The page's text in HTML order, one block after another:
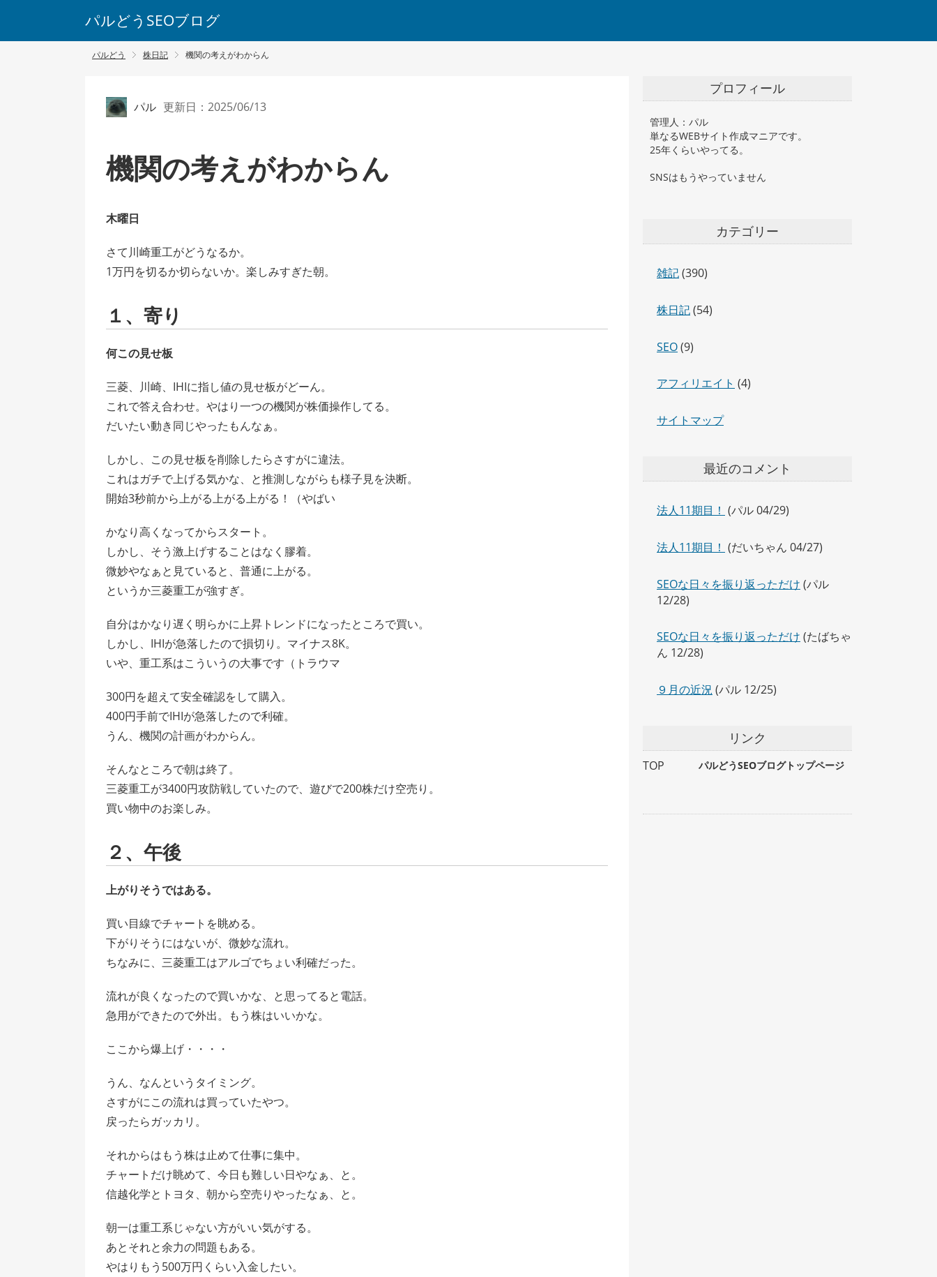
パルどうSEOブログ
パルどう 株日記 機関の考えがわからん
パル 更新日：2025/06/13
機関の考えがわからん
木曜日
さて川崎重工がどうなるか。
1万円を切るか切らないか。楽しみすぎた朝。
１、寄り
何この見せ板
三菱、川崎、IHIに指し値の見せ板がどーん。
これで答え合わせ。やはり一つの機関が株価操作してる。
だいたい動き同じやったもんなぁ。
しかし、この見せ板を削除したらさすがに違法。
これはガチで上げる気かな、と推測しながらも様子見を決断。
開始3秒前から上がる上がる上がる！（やばい
かなり高くなってからスタート。
しかし、そう激上げすることはなく膠着。
微妙やなぁと見ていると、普通に上がる。
というか三菱重工が強すぎ。
自分はかなり遅く明らかに上昇トレンドになったところで買い。
しかし、IHIが急落したので損切り。マイナス8K。
いや、重工系はこういうの大事です（トラウマ
300円を超えて安全確認をして購入。
400円手前でIHIが急落したので利確。
うん、機関の計画がわからん。
そんなところで朝は終了。
三菱重工が3400円攻防戦していたので、遊びで200株だけ空売り。
買い物中のお楽しみ。
２、午後
上がりそうではある。
買い目線でチャートを眺める。
下がりそうにはないが、微妙な流れ。
ちなみに、三菱重工はアルゴでちょい利確だった。
流れが良くなったので買いかな、と思ってると電話。
急用ができたので外出。もう株はいいかな。
ここから爆上げ・・・・
うん、なんというタイミング。
さすがにこの流れは買っていたやつ。
戻ったらガッカリ。
それからはもう株は止めて仕事に集中。
チャートだけ眺めて、今日も難しい日やなぁ、と。
信越化学とトヨタ、朝から空売りやったなぁ、と。
朝一は重工系じゃない方がいい気がする。
あとそれと余力の問題もある。
やはりもう500万円くらい入金したい。
プロフィール
管理人：パル
単なるWEBサイト作成マニアです。
25年くらいやってる。
SNSはもうやっていません
カテゴリー
雑記(390)
株日記(54)
SEO(9)
アフィリエイト (4)
サイトマップ
最近のコメント
法人11期目！ (パル 04/29)
法人11期目！ (だいちゃん 04/27)
SEOな日々を振り返っただけ (パル
12/28)
SEOな日々を振り返っただけ (たばちゃ
ん 12/28)
９月の近況 (パル 12/25)
リンク
TOP パルどうSEOブログトップページ